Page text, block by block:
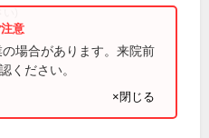
)
場合があります。来院前
ください。
×閉じる